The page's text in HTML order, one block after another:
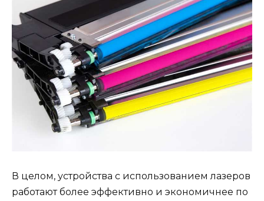
В целом, устройства с использованием лазеров
работают более эффективно и экономичнее по